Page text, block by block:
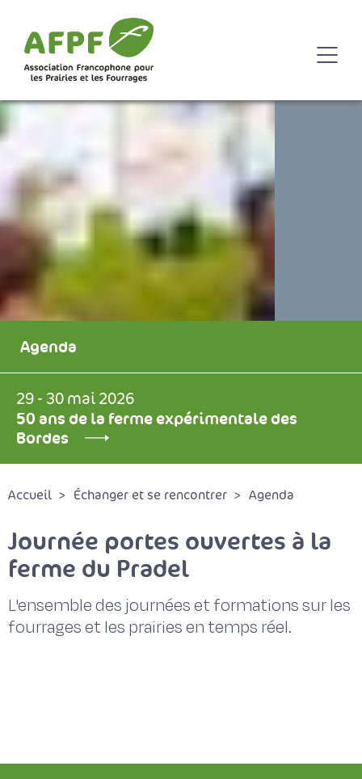
Agenda
29 - 30 mai 2026
50 ans de la ferme expérimentale des
Bordes
Accueil Échanger et se rencontrer Agenda
Journée portes ouvertes à la
ferme du Pradel
L'ensemble des journées et formations sur les
fourrages et les prairies en temps réel.